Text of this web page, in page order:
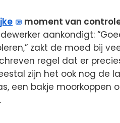
moment van
aankondigt:
zakt de moed bij
regel dat er
zijn het ook nog de
een bakje moorkoppen